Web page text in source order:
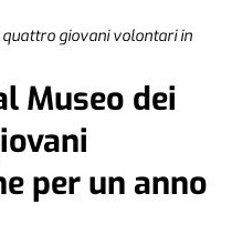
quattro giovani volontari in
Museo dei
per un anno